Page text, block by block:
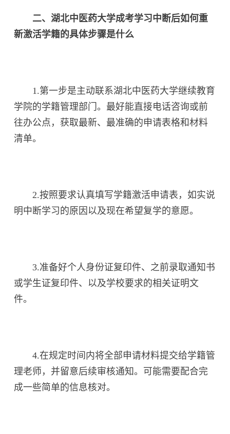
二、湖北中医药大学成考学习中断后如何重
新激活学籍的具体步骤是什么
1.第一步是主动联系湖北中医药大学继续教育
学院的学籍管理部门。最好能直接电话咨询或前
往办公点，获取最新、最准确的申请表格和材料
清单。
2.按照要求认真填写学籍激活申请表，如实说
明中断学习的原因以及现在希望复学的意愿。
3.准备好个人身份证复印件、之前录取通知书
或学生证复印件、以及学校要求的相关证明文
件。
4.在规定时间内将全部申请材料提交给学籍管
理老师，并留意后续审核通知。可能需要配合完
成一些简单的信息核对。